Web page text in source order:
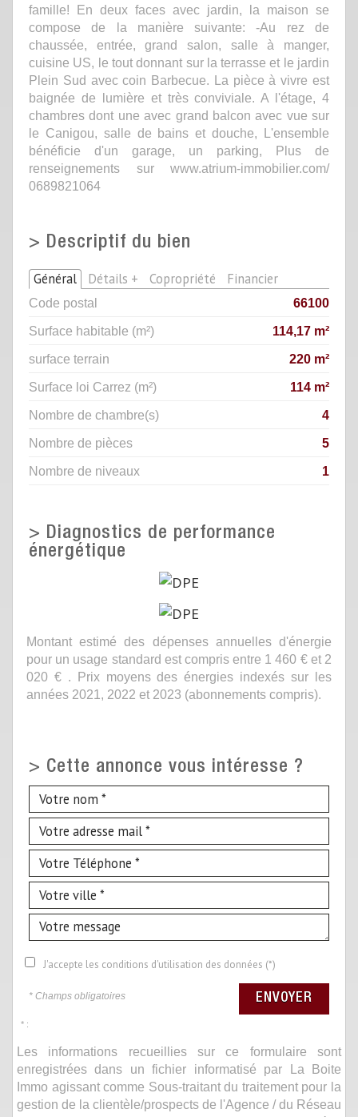
famille! En deux faces avec jardin, la maison se
compose de la manière suivante: -Au rez de
chaussée, entrée, grand salon, salle à manger,
cuisine US, le tout donnant sur la terrasse et le jardin
Plein Sud avec coin Barbecue. La pièce à vivre est
baignée de lumière et très conviviale. A l'étage, 4
chambres dont une avec grand balcon avec vue sur
le Canigou, salle de bains et douche, L'ensemble
bénéficie d'un garage, un parking, Plus de
renseignements sur www.atrium-immobilier.com/
0689821064
> Descriptif du bien
Général Détails + Copropriété Financier
Code postal
66100
Surface habitable (m²)
114,17 m²
surface terrain
220 m²
Surface loi Carrez (m²)
114 m²
Nombre de chambre(s)
4
Nombre de pièces
5
Nombre de niveaux
1
> Diagnostics de performance
énergétique
Montant estimé des dépenses annuelles d'énergie
pour un usage standard est compris entre 1 460 € et 2
020 € . Prix moyens des énergies indexés sur les
années 2021, 2022 et 2023 (abonnements compris).
> Cette annonce vous intéresse ?
J'accepte les conditions d'utilisation des données (*)
* Champs obligatoires ENVOYER
* :
Les informations recueillies sur ce formulaire sont
enregistrées dans un fichier informatisé par La Boite
Immo agissant comme Sous-traitant du traitement pour la
gestion de la clientèle/prospects de l'Agence / du Réseau